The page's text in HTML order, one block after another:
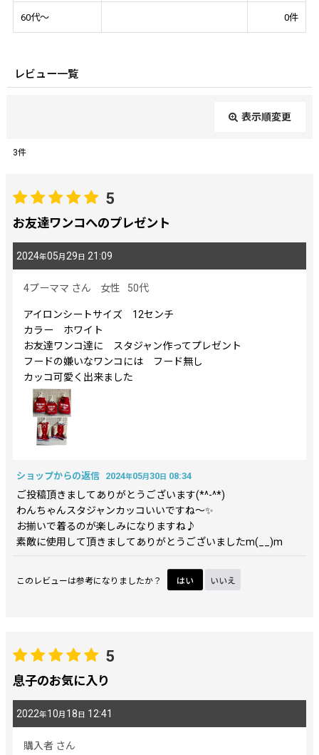
60代～ 0件
レビュー一覧
表示順変更
期間:
画像:
星の数
年代:
性別:
並び順:
絞り込む
3件
5
お友達ワンコへのプレゼント
2024年05月 29 日 21:09
4プーママ さん 女性 50代
アイロンシートサイズ 12センチ
カラー ホワイト
お友達ワンコ達に スタジャン作ってプレゼント
フードの嫌いなワンコには フード無し
カッコ可愛く出来ました
ショップからの返信 2024年05月 30 日 08:34
ご投稿頂きましてありがとうございます(*^-^*)
わんちゃんスタジャンカッコいいですね～✨
お揃いで着るのが楽しみになりますね♪
素敵に使用して頂きましてありがとうございましたm(__)m
このレビューは参考になりましたか？ はい いいえ
5
息子のお気に入り
2022年10月 18 日 12:41
購入者 さん